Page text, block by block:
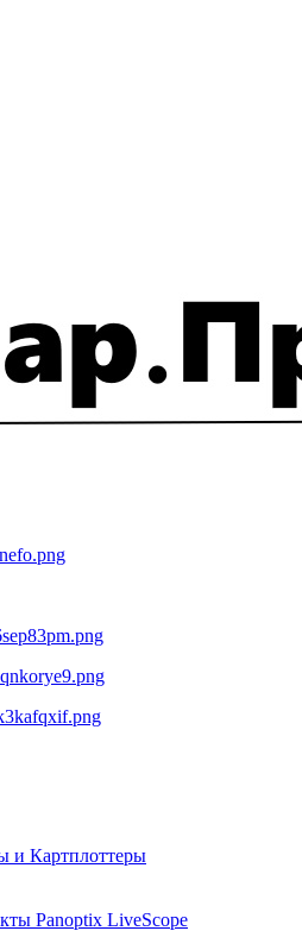
и Картплоттеры
Panoptix LiveScope